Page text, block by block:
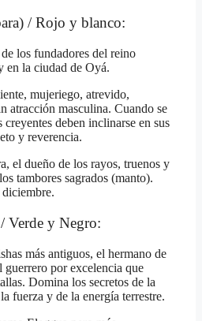
/ Rojo y blanco:
los fundadores del reino
en la ciudad de Oyá.
mujeriego, atrevido,
atracción masculina. Cuando se
deben inclinarse en sus
y reverencia.
el dueño de los rayos, truenos y
tambores sagrados (manto).
Verde y Negro:
más antiguos, el hermano de
por excelencia que
Domina los secretos de la
fuerza y de la energía terrestre.